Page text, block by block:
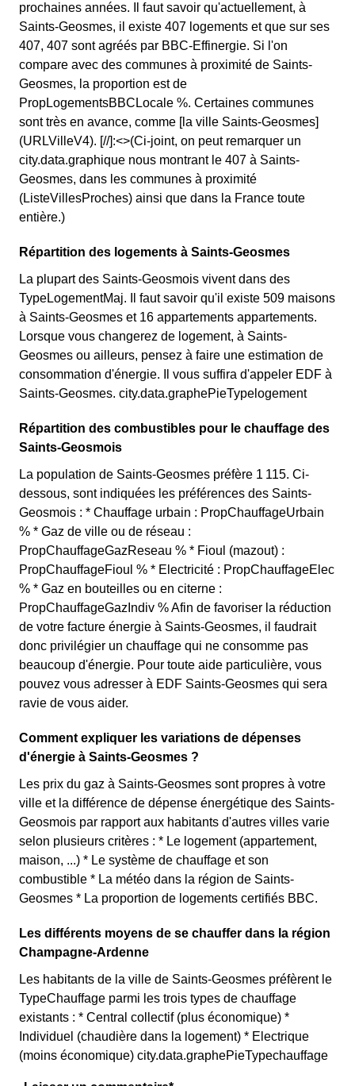
prochaines années. Il faut savoir qu'actuellement, à
Saints-Geosmes, il existe 407 logements et que sur ses
407, 407 sont agréés par BBC-Effinergie. Si l'on
compare avec des communes à proximité de Saints-
Geosmes, la proportion est de
PropLogementsBBCLocale %. Certaines communes
sont très en avance, comme [la ville Saints-Geosmes]
(URLVilleV4). [//]:<>(Ci-joint, on peut remarquer un
city.data.graphique nous montrant le 407 à Saints-
Geosmes, dans les communes à proximité
(ListeVillesProches) ainsi que dans la France toute
entière.)
Répartition des logements à Saints-Geosmes
La plupart des Saints-Geosmois vivent dans des
TypeLogementMaj. Il faut savoir qu'il existe 509 maisons
à Saints-Geosmes et 16 appartements appartements.
Lorsque vous changerez de logement, à Saints-
Geosmes ou ailleurs, pensez à faire une estimation de
consommation d'énergie. Il vous suffira d'appeler EDF à
Saints-Geosmes. city.data.graphePieTypelogement
Répartition des combustibles pour le chauffage des
Saints-Geosmois
La population de Saints-Geosmes préfère 1 115. Ci-
dessous, sont indiquées les préférences des Saints-
Geosmois : * Chauffage urbain : PropChauffageUrbain
% * Gaz de ville ou de réseau :
PropChauffageGazReseau % * Fioul (mazout) :
PropChauffageFioul % * Electricité : PropChauffageElec
% * Gaz en bouteilles ou en citerne :
PropChauffageGazIndiv % Afin de favoriser la réduction
de votre facture énergie à Saints-Geosmes, il faudrait
donc privilégier un chauffage qui ne consomme pas
beaucoup d'énergie. Pour toute aide particulière, vous
pouvez vous adresser à EDF Saints-Geosmes qui sera
ravie de vous aider.
Comment expliquer les variations de dépenses
d'énergie à Saints-Geosmes ?
Les prix du gaz à Saints-Geosmes sont propres à votre
ville et la différence de dépense énergétique des Saints-
Geosmois par rapport aux habitants d'autres villes varie
selon plusieurs critères : * Le logement (appartement,
maison, ...) * Le système de chauffage et son
combustible * La météo dans la région de Saints-
Geosmes * La proportion de logements certifiés BBC.
Les différents moyens de se chauffer dans la région
Champagne-Ardenne
Les habitants de la ville de Saints-Geosmes préfèrent le
TypeChauffage parmi les trois types de chauffage
existants : * Central collectif (plus économique) *
Individuel (chaudière dans la logement) * Electrique
(moins économique) city.data.graphePieTypechauffage